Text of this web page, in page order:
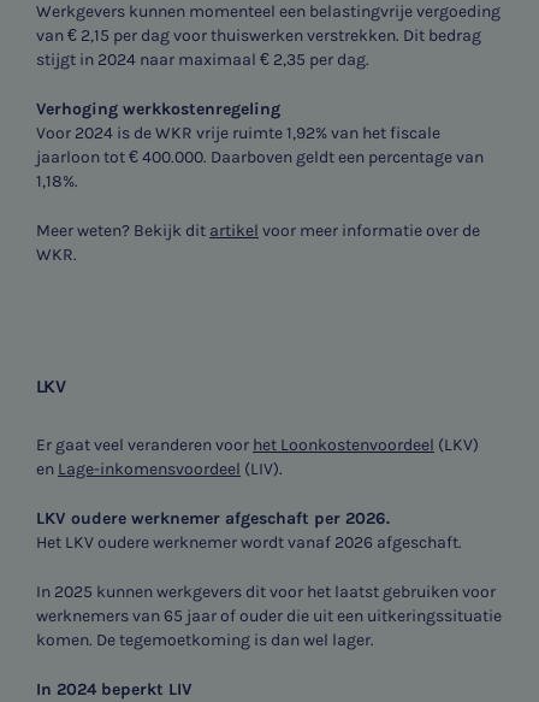

Meest gezochte onderwerpen
WKR
HR Advies
Vacatures
Werkgevers kunnen momenteel een belastingvrije vergoeding
van € 2,15 per dag voor thuiswerken verstrekken. Dit bedrag
stijgt in 2024 naar maximaal € 2,35 per dag.
Verhoging werkkostenregeling
Voor 2024 is de WKR vrije ruimte 1,92% van het fiscale
jaarloon tot € 400.000. Daarboven geldt een percentage van
1,18%.
Meer weten? Bekijk dit artikel voor meer informatie over de
WKR.
LKV
Er gaat veel veranderen voor het Loonkostenvoordeel (LKV)
en Lage-inkomensvoordeel (LIV).
LKV oudere werknemer afgeschaft per 2026.
Het LKV oudere werknemer wordt vanaf 2026 afgeschaft.
In 2025 kunnen werkgevers dit voor het laatst gebruiken voor
werknemers van 65 jaar of ouder die uit een uitkeringssituatie
komen. De tegemoetkoming is dan wel lager.
In 2024 beperkt LIV